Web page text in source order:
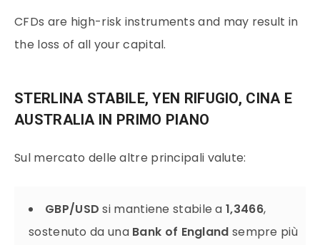
CFDs are high-risk instruments and may result in
the loss of all your capital.
STERLINA STABILE, YEN RIFUGIO, CINA E
AUSTRALIA IN PRIMO PIANO
Sul mercato delle altre principali valute:
GBP/USD si mantiene stabile a1,3466,
sostenuto da una Bank of England sempre più